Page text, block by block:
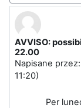
AVVISO:
22.00
Napisane przez:
11:20)
Liczba
Per